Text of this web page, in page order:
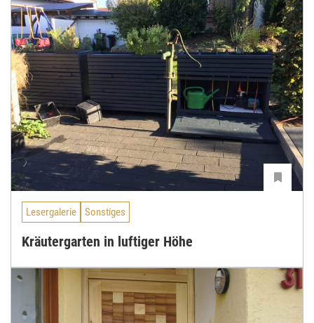
Lesergalerie Sonstiges
Kräutergarten in luftiger Höhe